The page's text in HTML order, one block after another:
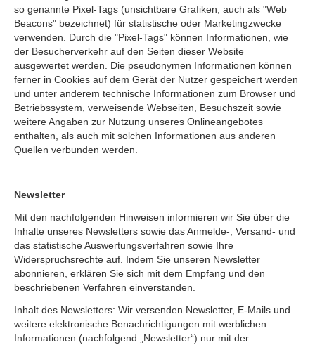
so genannte Pixel-Tags (unsichtbare Grafiken, auch als "Web
Beacons" bezeichnet) für statistische oder Marketingzwecke
verwenden. Durch die "Pixel-Tags" können Informationen, wie
der Besucherverkehr auf den Seiten dieser Website
ausgewertet werden. Die pseudonymen Informationen können
ferner in Cookies auf dem Gerät der Nutzer gespeichert werden
und unter anderem technische Informationen zum Browser und
Betriebssystem, verweisende Webseiten, Besuchszeit sowie
weitere Angaben zur Nutzung unseres Onlineangebotes
enthalten, als auch mit solchen Informationen aus anderen
Quellen verbunden werden.
Newsletter
Mit den nachfolgenden Hinweisen informieren wir Sie über die
Inhalte unseres Newsletters sowie das Anmelde-, Versand- und
das statistische Auswertungsverfahren sowie Ihre
Widerspruchsrechte auf. Indem Sie unseren Newsletter
abonnieren, erklären Sie sich mit dem Empfang und den
beschriebenen Verfahren einverstanden.
Inhalt des Newsletters: Wir versenden Newsletter, E-Mails und
weitere elektronische Benachrichtigungen mit werblichen
Informationen (nachfolgend „Newsletter“) nur mit der